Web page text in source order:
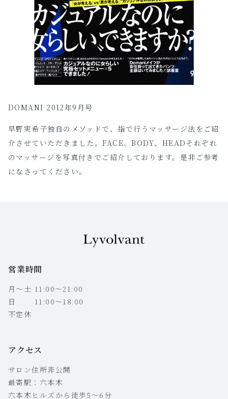
DOMANI 2012年9月号
早野実希子独自のメソッドで、指で行うマッサージ法をご紹
介させていただきました。FACE、BODY、HEADそれぞれ
のマッサージを写真付きでご紹介しております。是非ご参考
になさってください。
営業時間
月〜土 11:00〜21:00
日 11:00〜18:00
不定休
アクセス
サロン住所非公開
最寄駅：六本木
六本木ヒルズから徒歩5〜6分